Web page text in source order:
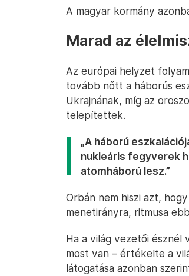
A magyar kormány
Marad az
Az európai helyzet
tovább nőtt a háborús
Ukrajnának, míg az
telepítettek.
„A háború
nukleáris fegyverek
atomháború lesz.”
Orbán nem hiszi azt,
menetirányra, ritmusa
Ha a világ vezetői észnél
most van – értékelte a
látogatása azonban